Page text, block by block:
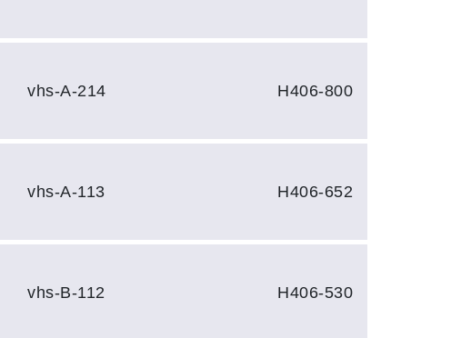
vhs-A-214 H406-800
vhs-A-113 H406-652
vhs-B-112 H406-530